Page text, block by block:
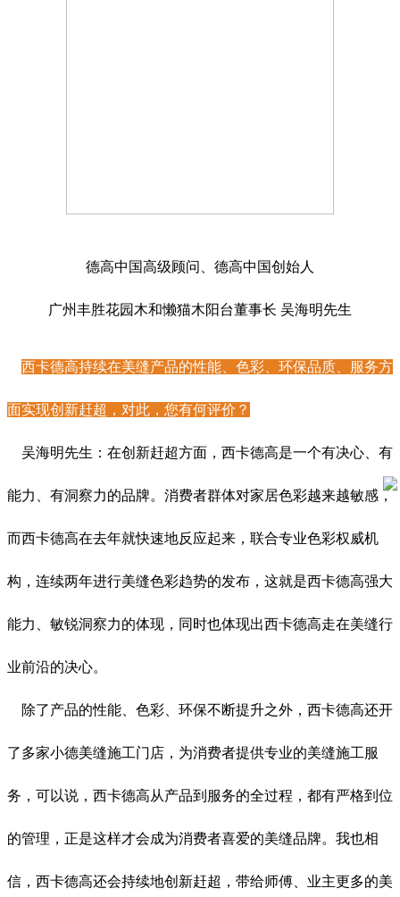
德高中国高级顾问、德高中国创始人
广州丰胜花园木和懒猫木阳台董事长 吴海明先生
西卡德高持续在美缝产品的性能、色彩、环保品质、服务方
面实现创新赶超，对此，您有何评价？
吴海明先生：在创新赶超方面，西卡德高是一个有决心、有
能力、有洞察力的品牌。消费者群体对家居色彩越来越敏感，
而西卡德高在去年就快速地反应起来，联合专业色彩权威机
构，连续两年进行美缝色彩趋势的发布，这就是西卡德高强大
能力、敏锐洞察力的体现，同时也体现出西卡德高走在美缝行
业前沿的决心。
除了产品的性能、色彩、环保不断提升之外，西卡德高还开
了多家小德美缝施工门店，为消费者提供专业的美缝施工服
务，可以说，西卡德高从产品到服务的全过程，都有严格到位
的管理，正是这样才会成为消费者喜爱的美缝品牌。我也相
信，西卡德高还会持续地创新赶超，带给师傅、业主更多的美